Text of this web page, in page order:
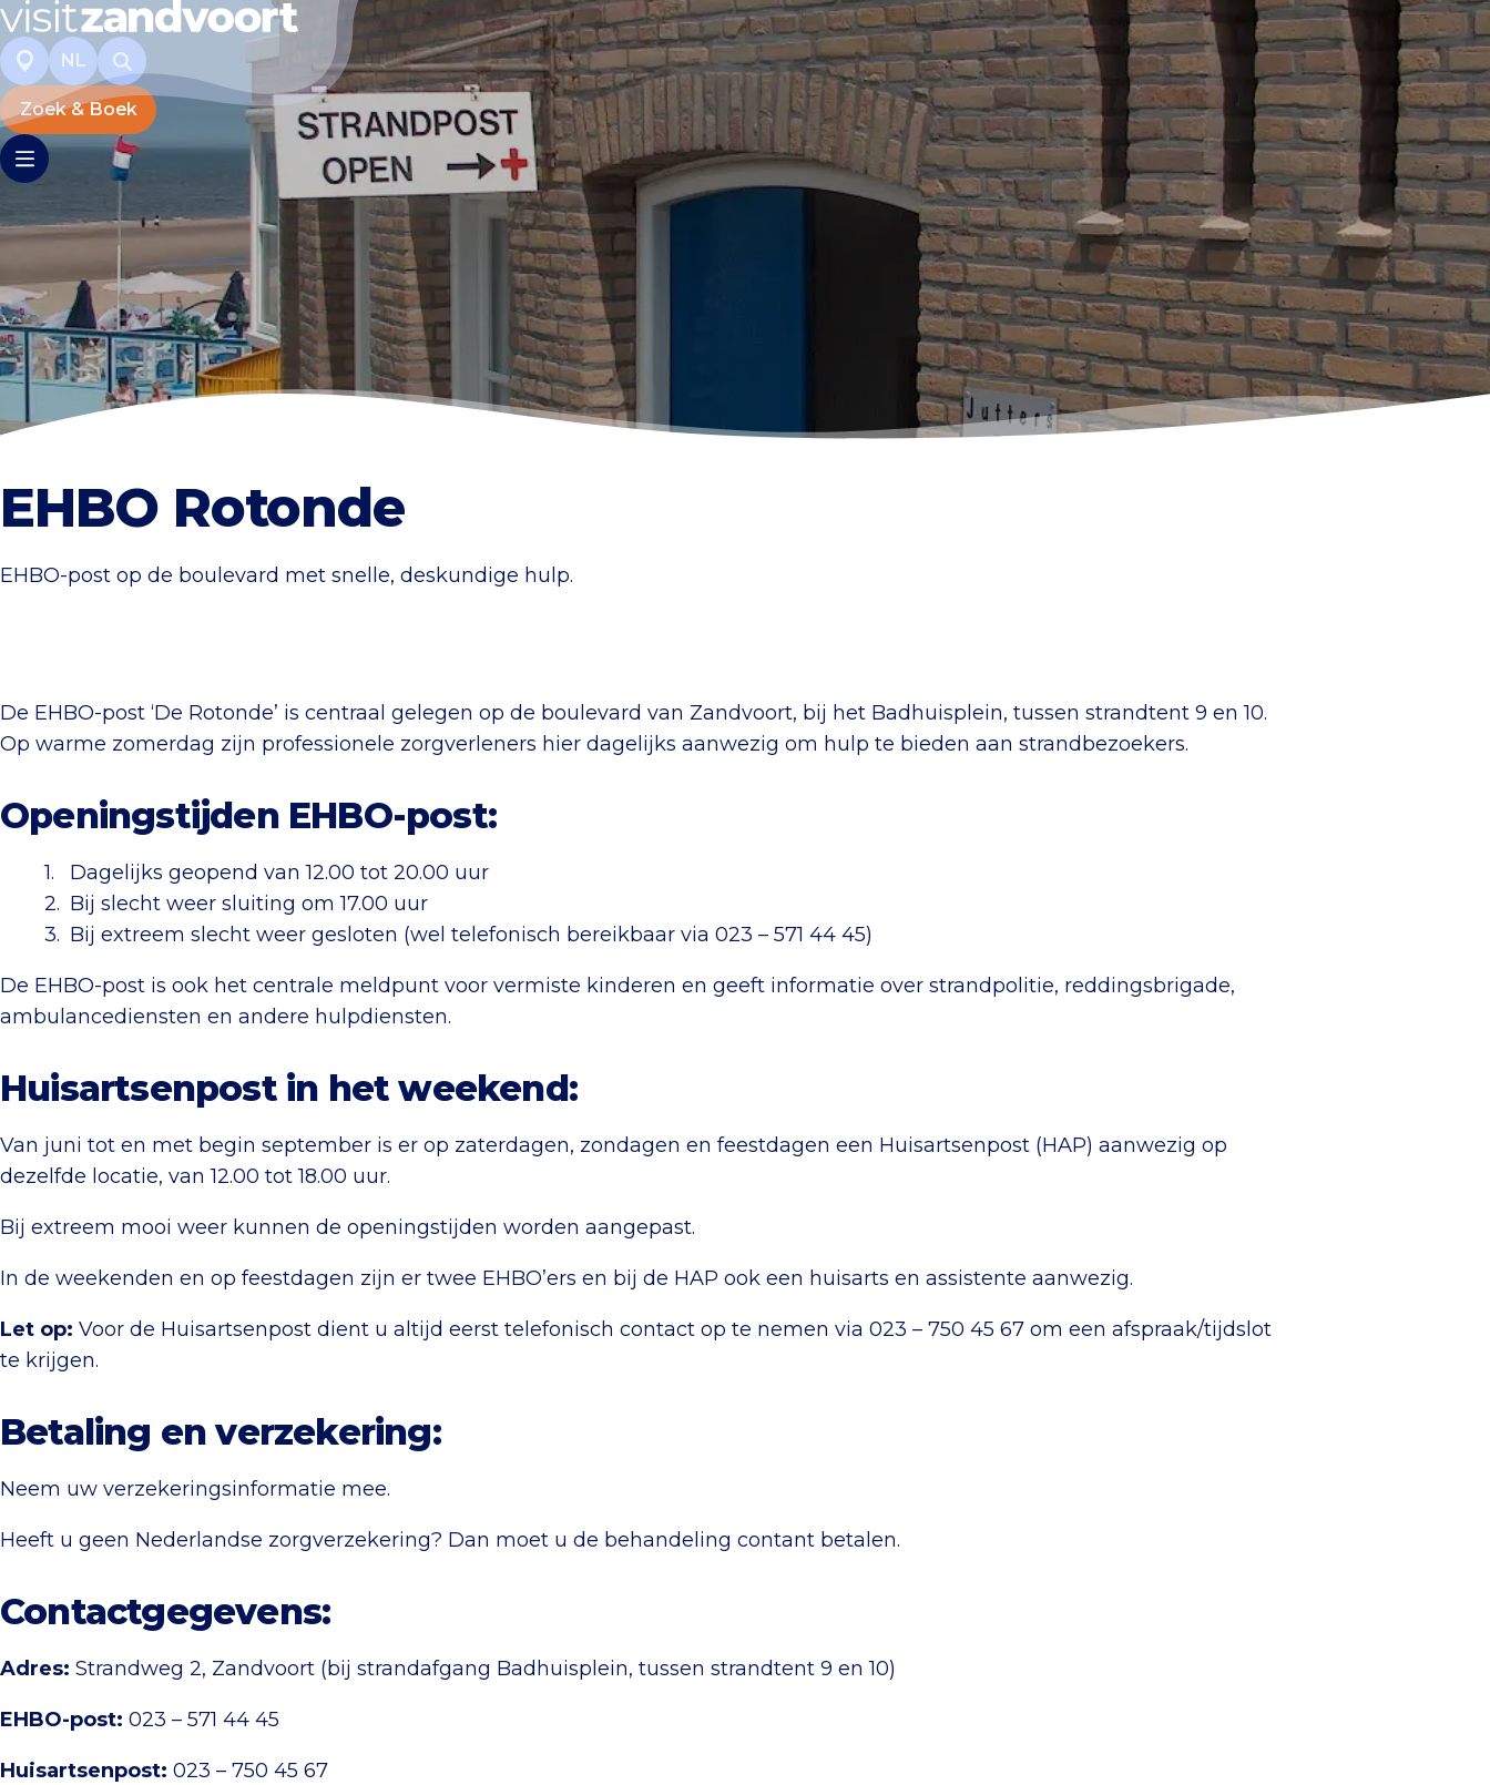
NL
Zoek & Boek
EHBO Rotonde
EHBO-post op de boulevard met snelle, deskundige hulp.
De EHBO-post ‘De Rotonde’ is centraal gelegen op de boulevard van Zandvoort, bij het Badhuisplein, tussen strandtent 9 en 10.
Op warme zomerdag zijn professionele zorgverleners hier dagelijks aanwezig om hulp te bieden aan strandbezoekers.
Openingstijden EHBO-post:
Dagelijks geopend van 12.00 tot 20.00 uur
Bij slecht weer sluiting om 17.00 uur
Bij extreem slecht weer gesloten (wel telefonisch bereikbaar via 023 – 571 44 45)
De EHBO-post is ook het centrale meldpunt voor vermiste kinderen en geeft informatie over strandpolitie, reddingsbrigade,
ambulancediensten en andere hulpdiensten.
Huisartsenpost in het weekend:
Van juni tot en met begin september is er op zaterdagen, zondagen en feestdagen een Huisartsenpost (HAP) aanwezig op
dezelfde locatie, van 12.00 tot 18.00 uur.
Bij extreem mooi weer kunnen de openingstijden worden aangepast.
In de weekenden en op feestdagen zijn er twee EHBO’ers en bij de HAP ook een huisarts en assistente aanwezig.
Let op: Voor de Huisartsenpost dient u altijd eerst telefonisch contact op te nemen via 023 – 750 45 67 om een afspraak/tijdslot
te krijgen.
Betaling en verzekering:
Neem uw verzekeringsinformatie mee.
Heeft u geen Nederlandse zorgverzekering? Dan moet u de behandeling contant betalen.
Contactgegevens:
Adres: Strandweg 2, Zandvoort (bij strandafgang Badhuisplein, tussen strandtent 9 en 10)
EHBO-post: 023 – 571 44 45
Huisartsenpost: 023 – 750 45 67